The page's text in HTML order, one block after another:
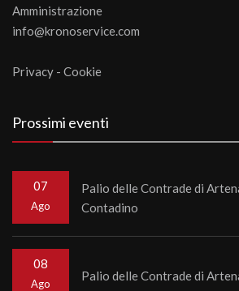
Amministrazione
info@kronoservice.com
Privacy - Cookie
Prossimi eventi
07
Ago
Palio delle Contrade di
Contadino
08
Ago
Palio delle Contrade di